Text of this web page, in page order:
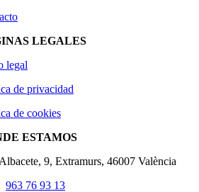
LEGALES
legal
de privacidad
de cookies
ESTAMOS
9, Extramurs, 46007 València
963 76 93 13